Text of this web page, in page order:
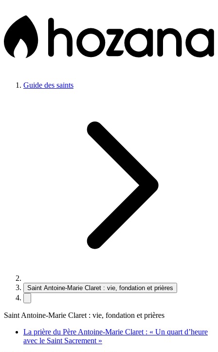
Guide des saints
Saint Antoine-Marie Claret : vie, fondation et prières
Saint Antoine-Marie Claret : vie, fondation et prières
La prière du Père Antoine-Marie Claret : « Un quart d’heure
avec le Saint Sacrement »